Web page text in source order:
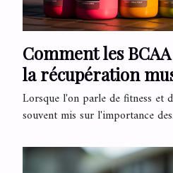
Comment les
la récupération
des entraînements
Lorsque l'on parle de fitness et
souvent mis sur l'importance